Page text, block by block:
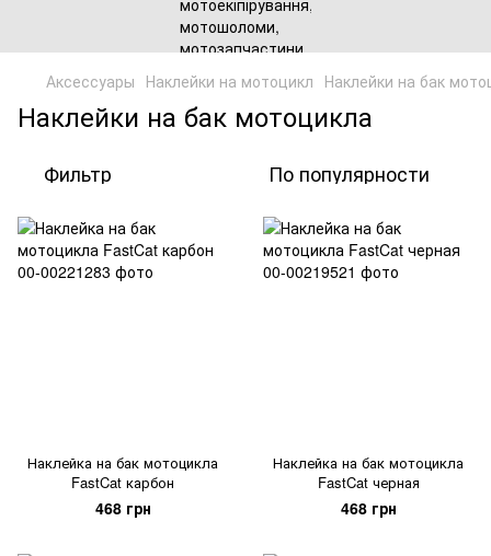
Аксессуары Наклейки на мотоцикл Наклейки на бак
Наклейки на бак мотоцикла
Фильтр По популярности
Наклейка на бак мотоцикла
FastCat карбон
468 грн
Наклейка на бак мотоцикла
FastCat черная
468 грн